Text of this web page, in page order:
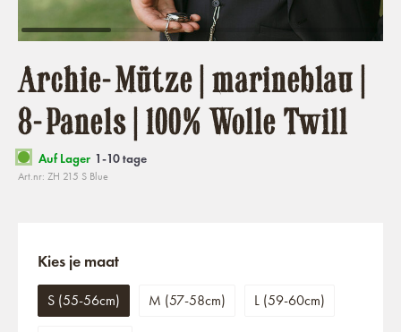
Archie-Mütze | marineblau |
8-Panels | 100% Wolle Twill
Auf Lager 1-10 tage
Art.nr: ZH 215 S Blue
Kies je maat
S (55-56cm) M (57-58cm) L (59-60cm)